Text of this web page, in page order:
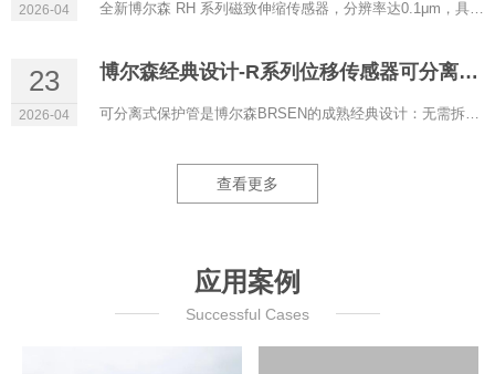
2026-04
23
2026-04
博尔森经典设计-R系列位移传感器可分离式保护管
查看更多
应用案例
Successful Cases